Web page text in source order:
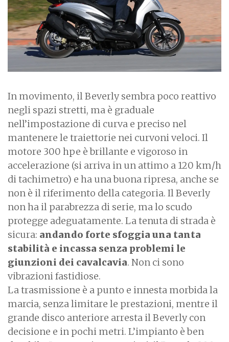
In movimento, il Beverly sembra poco reattivo
negli spazi stretti, ma è graduale
nell’impostazione di curva e preciso nel
mantenere le traiettorie nei curvoni veloci. Il
motore 300 hpe è brillante e vigoroso in
accelerazione (si arriva in un attimo a 120 km/h
di tachimetro) e ha una buona ripresa, anche se
non è il riferimento della categoria. Il Beverly
non ha il parabrezza di serie, ma lo scudo
protegge adeguatamente. La tenuta di strada è
sicura: andando forte sfoggia una tanta
stabilità e incassa senza problemi le
giunzioni dei cavalcavia. Non ci sono
vibrazioni fastidiose.
La trasmissione è a punto e innesta morbida la
marcia, senza limitare le prestazioni, mentre il
grande disco anteriore arresta il Beverly con
decisione e in pochi metri. L’impianto è ben